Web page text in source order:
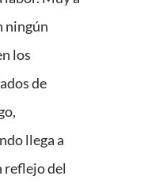
ningún
los
de
llega a
reflejo del